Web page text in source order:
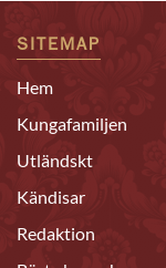
SITEMAP
Hem
Kungafamiljen
Utländskt
Kändisar
Redaktion